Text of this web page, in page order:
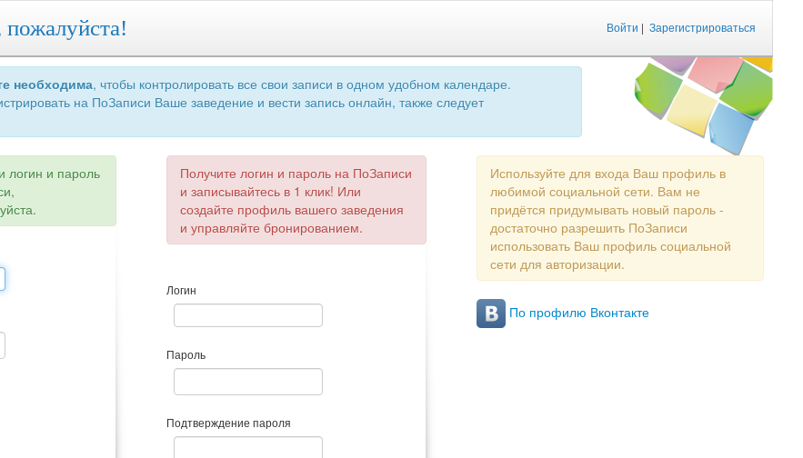
Войти | Зарегистрироваться
пожалуйста!
необходима, чтобы контролировать все свои записи в одном удобном календаре.
на ПоЗаписи Ваше заведение и вести запись онлайн, также следует
логин и пароль
Получите логин и пароль на ПоЗаписи
и записывайтесь в 1 клик! Или
создайте профиль вашего заведения
и управляйте бронированием.
Логин
Пароль
Подтверждение пароля
Используйте для входа Ваш профиль в
любимой социальной сети. Вам не
придётся придумывать новый пароль -
достаточно разрешить ПоЗаписи
использовать Ваш профиль социальной
сети для авторизации.
По профилю Вконтакте